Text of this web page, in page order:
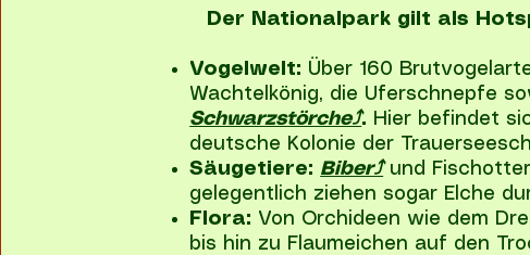
Der Nationalpark gilt als
Vogelwelt: Über 160
Wachtelkönig, die Uferschnepfe
Schwarzstörche⤴. Hier befindet
deutsche Kolonie der
Säugetiere: Biber⤴und
gelegentlich ziehen sogar Elche
Flora: Von Orchideen wie dem
bis hin zu Flaumeichen auf den